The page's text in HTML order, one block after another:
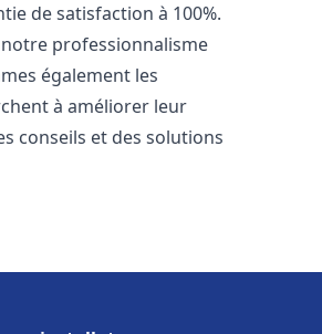
de satisfaction à 100%.
professionnalisme
également les
à améliorer leur
conseils et des solutions